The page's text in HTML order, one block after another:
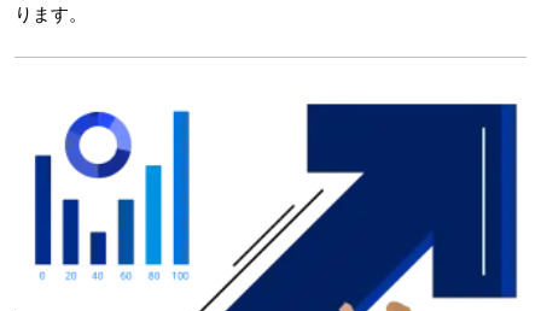
ります。